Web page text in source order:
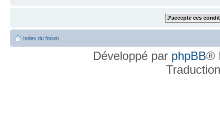
Index du forum
Développé par phpBB®